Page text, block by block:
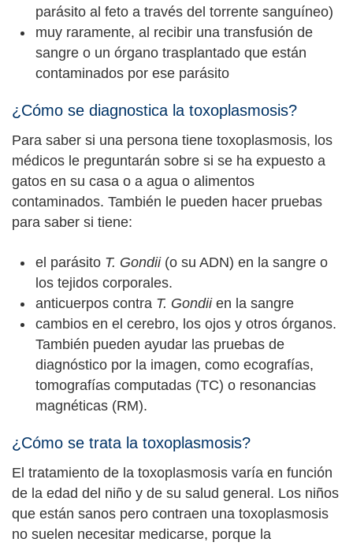
parásito al feto a través del torrente sanguíneo)
muy raramente, al recibir una transfusión de
sangre o un órgano trasplantado que están
contaminados por ese parásito
¿Cómo se diagnostica la toxoplasmosis?
Para saber si una persona tiene toxoplasmosis, los
médicos le preguntarán sobre si se ha expuesto a
gatos en su casa o a agua o alimentos
contaminados. También le pueden hacer pruebas
para saber si tiene:
el parásito T. Gondii(o su ADN) en la sangre o
los tejidos corporales.
anticuerpos contra T. Gondiien la sangre
cambios en el cerebro, los ojos y otros órganos.
También pueden ayudar las pruebas de
diagnóstico por la imagen, como ecografías,
tomografías computadas (TC) o resonancias
magnéticas (RM).
¿Cómo se trata la toxoplasmosis?
El tratamiento de la toxoplasmosis varía en función
de la edad del niño y de su salud general. Los niños
que están sanos pero contraen una toxoplasmosis
no suelen necesitar medicarse, porque la